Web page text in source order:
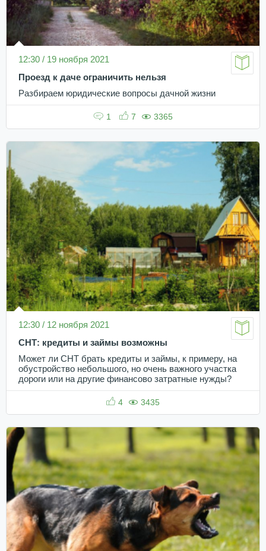
12:30 / 19 ноября 2021
Проезд к даче ограничить нельзя
Разбираем юридические вопросы дачной жизни
1 7 3365
12:30 / 12 ноября 2021
СНТ: кредиты и займы возможны
Может ли СНТ брать кредиты и займы, к примеру, на
обустройство небольшого, но очень важного участка
дороги или на другие финансово затратные нужды?
4 3435